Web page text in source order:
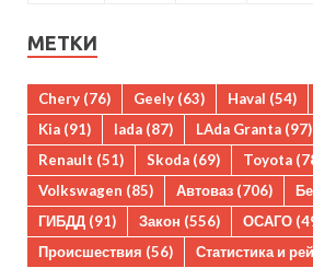
МЕТКИ
Chery (76) Geely (63) Haval (54)
Kia (91) lada (87) LAda Granta (97)
Renault (51) Skoda (69) Toyota
Volkswagen (85) Автоваз (706)
ГИБДД (91) Закон (556) ОСАГО
Происшествия (56) Статистика и